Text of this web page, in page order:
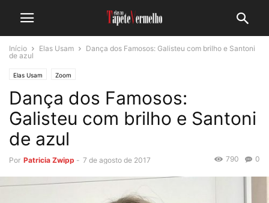
Início Elas Usam
Dança dos Famosos: Galisteu com brilho e Santoni
de azul
Elas Usam Zoom
Dança dos Famosos:
Galisteu com brilho e Santoni
de azul
Por Patricia Zwipp - 7 de agosto de 2017 0
790